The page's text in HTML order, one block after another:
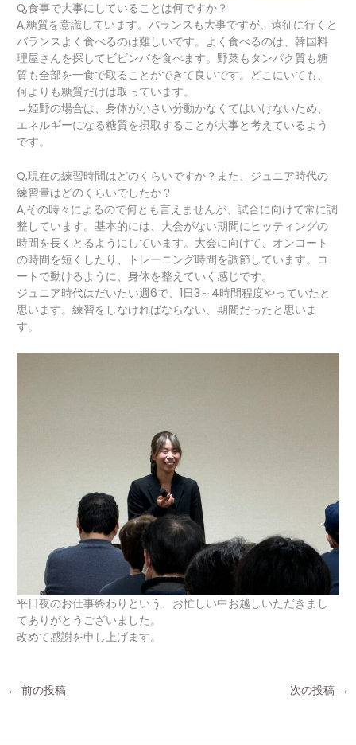
Q,食事で大事にしていることは何ですか？
A,糖質を意識しています。バランスも大事ですが、遠征に行くと
バランスよく食べるのは難しいです。よく食べるのは、韓国料
理屋さんを探してビビンバを食べます。野菜もタンパク質も糖
質も全部を一食で取ることができて良いです。どこにいても、
何よりも糖質だけは取っています。
→姫野の場合は、身体が小さい分動かなくてはいけないため、
エネルギーになる糖質を摂取することが大事と考えているよう
です。
Q,現在の練習時間はどのくらいですか？また、ジュニア時代の
練習量はどのくらいでしたか？
A,その時々によるので何とも言えませんが、試合に向けて常に調
整しています。基本的には、大会がない期間にヒッティングの
時間を長くとるようにしています。大会に向けて、オンコート
の時間を短くしたり、トレーニング時間を調節しています。コ
ートで動けるように、身体を整えていく感じです。
ジュニア時代はだいたい週6で、1日3～4時間程度やっていたと
思います。練習をしなければならない、期間だったと思いま
す。
平日夜のお仕事終わりという、お忙しい中お越しいただきまし
てありがとうございました。
改めて感謝を申し上げます。
← 前の投稿 次の投稿 →